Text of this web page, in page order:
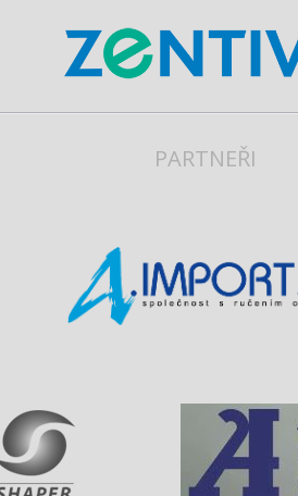
PARTNEŘI